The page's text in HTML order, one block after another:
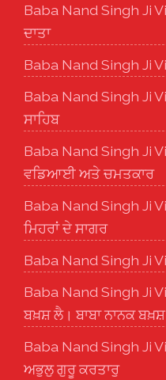
Baba Nand Singh Ji
ਦਾਤਾ
Baba Nand Singh Ji
Baba Nand Singh Ji
ਸਾਹਿਬ
Baba Nand Singh Ji
ਵਡਿਆਈ ਅਤੇ ਚਮਤਕਾਰ
Baba Nand Singh Ji
ਮਿਹਰਾਂ ਦੇ ਸਾਗਰ
Baba Nand Singh Ji
Baba Nand Singh Ji
ਬਖ਼ਸ਼ ਲੈ। ਬਾਬਾ ਨਾਨਕ
Baba Nand Singh Ji
ਅਭੁਲੁ ਗੁਰੂ ਕਰਤਾਰੁ